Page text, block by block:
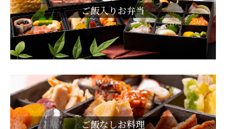
ご飯入りお弁当
ご飯なしお料理